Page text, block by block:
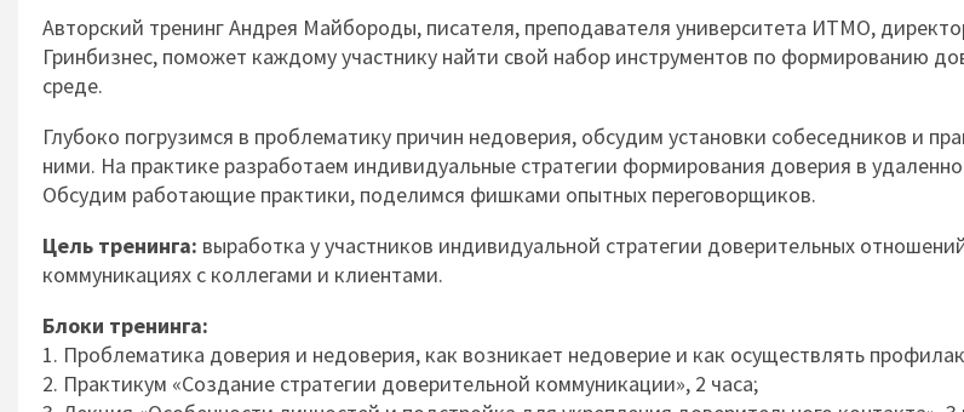
Авторский тренинг Андрея Майбороды, писателя, преподавателя университета ИТМО,
Гринбизнес, поможет каждому участнику найти свой набор инструментов по формированию
среде.
Глубоко погрузимся в проблематику причин недоверия, обсудим установки собеседников и
ними. На практике разработаем индивидуальные стратегии формирования доверия в
Обсудим работающие практики, поделимся фишками опытных переговорщиков.
Цель тренинга: выработка у участников индивидуальной стратегии доверительных
коммуникациях с коллегами и клиентами.
Блоки тренинга:
1. Проблематика доверия и недоверия, как возникает недоверие и как осуществлять
2. Практикум «Создание стратегии доверительной коммуникации», 2 часа;